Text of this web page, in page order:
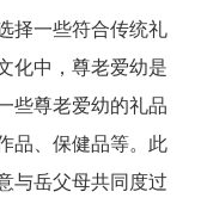
择一些符合传统礼
化中，尊老爱幼是
些尊老爱幼的礼品
品、保健品等。此
与岳父母共同度过